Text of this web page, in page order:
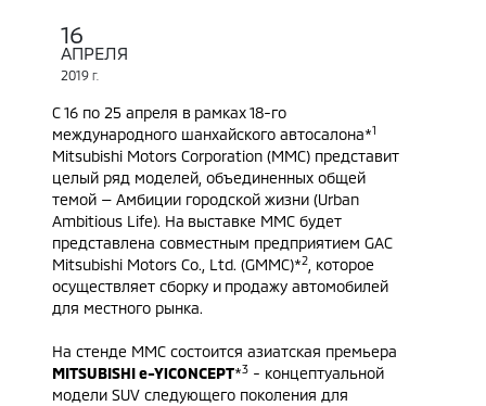
16
АПРЕЛЯ
2019 Г.
С 16 по 25 апреля в рамках 18-го
международного шанхайского автосалона*1
Mitsubishi Motors Corporation (MMC) представит
целый ряд моделей, объединенных общей
темой — Амбиции городской жизни (Urban
Ambitious Life). На выставке MMC будет
представлена совместным предприятием GAC
Mitsubishi Motors Co., Ltd. (GMMC)*2
, которое
осуществляет сборку и продажу автомобилей
для местного рынка.
На стенде MMC состоится азиатская премьера
MITSUBISHI e-YiCONCEPT*3 - концептуальной
модели SUV следующего поколения для